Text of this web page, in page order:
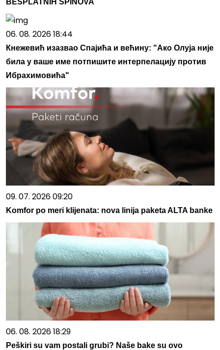
BESPLATNIH SPINOVA
06. 08. 2026 18:44
Кнежевић изазвао Спајића и већину: "Ако Олуја није
била у ваше име потпишите интерпелацију против
Ибрахимовића"
09. 07. 2026 09:20
Komfor po meri klijenata: nova linija paketa ALTA banke
06. 08. 2026 18:29
Peškiri su vam postali grubi? Naše bake su ovo